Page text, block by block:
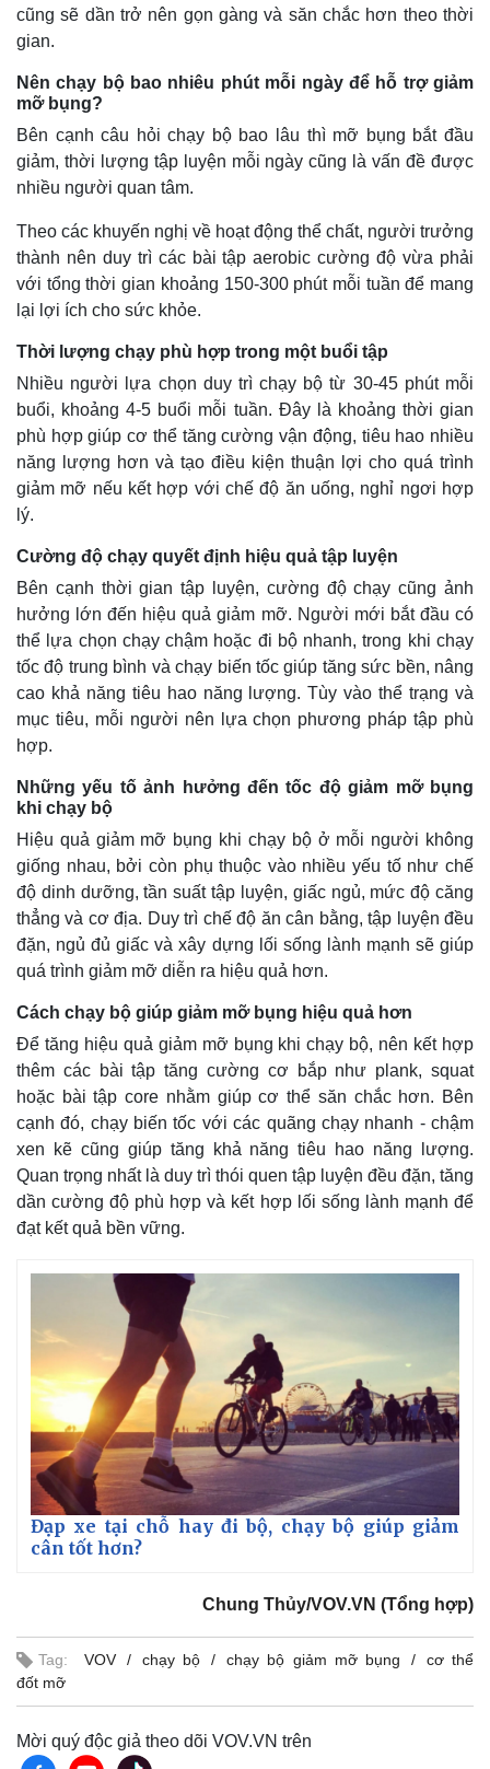
Kinh tế
Bất động sản
Khởi nghiệp
Thị trường
Giá vàng
cũng sẽ dần trở nên gọn gàng và săn chắc hơn theo thời
gian.
Nên chạy bộ bao nhiêu phút mỗi ngày để hỗ trợ giảm
mỡ bụng?
Bên cạnh câu hỏi chạy bộ bao lâu thì mỡ bụng bắt đầu
giảm, thời lượng tập luyện mỗi ngày cũng là vấn đề được
nhiều người quan tâm.
Theo các khuyến nghị về hoạt động thể chất, người trưởng
thành nên duy trì các bài tập aerobic cường độ vừa phải
với tổng thời gian khoảng 150-300 phút mỗi tuần để mang
lại lợi ích cho sức khỏe.
Thời lượng chạy phù hợp trong một buổi tập
Nhiều người lựa chọn duy trì chạy bộ từ 30-45 phút mỗi
buổi, khoảng 4-5 buổi mỗi tuần. Đây là khoảng thời gian
phù hợp giúp cơ thể tăng cường vận động, tiêu hao nhiều
năng lượng hơn và tạo điều kiện thuận lợi cho quá trình
giảm mỡ nếu kết hợp với chế độ ăn uống, nghỉ ngơi hợp
lý.
Cường độ chạy quyết định hiệu quả tập luyện
Bên cạnh thời gian tập luyện, cường độ chạy cũng ảnh
hưởng lớn đến hiệu quả giảm mỡ. Người mới bắt đầu có
thể lựa chọn chạy chậm hoặc đi bộ nhanh, trong khi chạy
tốc độ trung bình và chạy biến tốc giúp tăng sức bền, nâng
cao khả năng tiêu hao năng lượng. Tùy vào thể trạng và
mục tiêu, mỗi người nên lựa chọn phương pháp tập phù
hợp.
Những yếu tố ảnh hưởng đến tốc độ giảm mỡ bụng
khi chạy bộ
Hiệu quả giảm mỡ bụng khi chạy bộ ở mỗi người không
giống nhau, bởi còn phụ thuộc vào nhiều yếu tố như chế
độ dinh dưỡng, tần suất tập luyện, giấc ngủ, mức độ căng
thẳng và cơ địa. Duy trì chế độ ăn cân bằng, tập luyện đều
đặn, ngủ đủ giấc và xây dựng lối sống lành mạnh sẽ giúp
quá trình giảm mỡ diễn ra hiệu quả hơn.
Cách chạy bộ giúp giảm mỡ bụng hiệu quả hơn
Để tăng hiệu quả giảm mỡ bụng khi chạy bộ, nên kết hợp
thêm các bài tập tăng cường cơ bắp như plank, squat
hoặc bài tập core nhằm giúp cơ thể săn chắc hơn. Bên
cạnh đó, chạy biến tốc với các quãng chạy nhanh - chậm
xen kẽ cũng giúp tăng khả năng tiêu hao năng lượng.
Quan trọng nhất là duy trì thói quen tập luyện đều đặn, tăng
dần cường độ phù hợp và kết hợp lối sống lành mạnh để
đạt kết quả bền vững.
Đạp xe tại chỗ hay đi bộ, chạy bộ giúp giảm
cân tốt hơn?
Chung Thủy/VOV.VN (Tổng hợp)
Tag: VOV chạy bộ chạy bộ giảm mỡ bụng
cơ thể
đốt mỡ
Mời quý độc giả theo dõi VOV.VN trên